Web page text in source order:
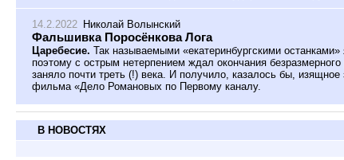
14.2.2022 Николай Волынский
Фальшивка Поросёнкова Лога
Царебесие. Так называемыми «екатеринбургскими
поэтому с острым нетерпением ждал окончания
заняло почти треть (!) века. И получило, казалось бы,
фильма «Дело Романовых по Первому каналу.
В НОВОСТЯХ